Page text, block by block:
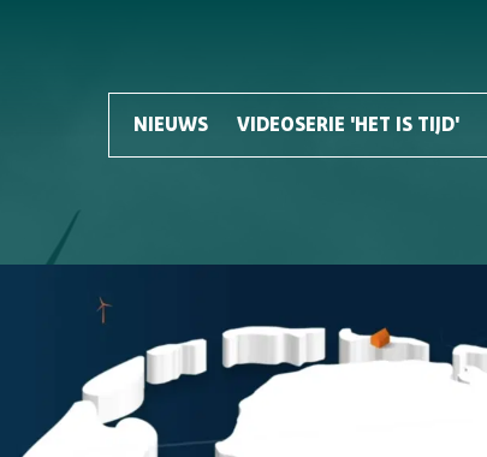
NIEUWS VIDEOSERIE 'HET IS TIJD'